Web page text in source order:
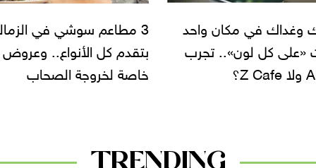
سوشي في الزمالك
كل الأنواع.. وعروض
الصحاب
بعد الأكل لازم تحلي..
الماكرون الفرنسي والتشيز
كيك والدوناتس
TRENDING